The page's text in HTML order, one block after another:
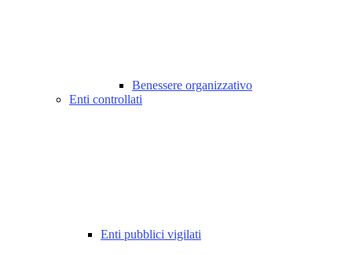
Benessere organizzativo
Enti controllati
Enti pubblici vigilati